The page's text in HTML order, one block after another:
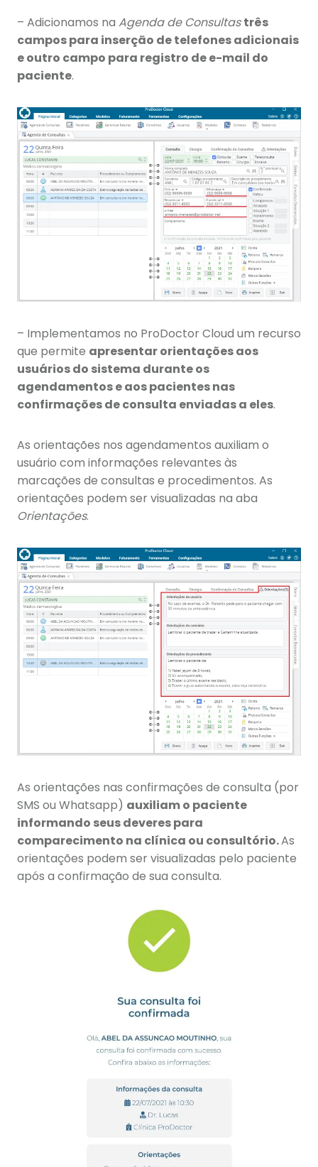
– Adicionamos na Agenda de Consultas três
campos para inserção de telefones adicionais
e outro campo para registro de e-mail do
paciente.
– Implementamos no ProDoctor Cloud um recurso
que permite apresentar orientações aos
usuários do sistema durante os
agendamentos e aos pacientes nas
confirmações de consulta enviadas a eles.
As orientações nos agendamentos auxiliam o
usuário com informações relevantes às
marcações de consultas e procedimentos. As
orientações podem ser visualizadas na aba
Orientações.
As orientações nas confirmações de consulta (por
SMS ou Whatsapp) auxiliam o paciente
informando seus deveres para
comparecimento na clínica ou consultório.As
orientações podem ser visualizadas pelo paciente
após a confirmação de sua consulta.